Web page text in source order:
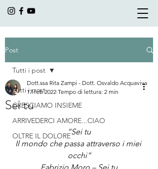
Post
Tutti i post
CRESCIAMO INSIEME
ARRIVEDERCI AMORE...CIAO
OLTRE IL DOLORE
Tutti i post
Sei tu
Dott.ssa Rita Zampi - Dott. Osvaldo Acquaviva
17 feb 2022 Tempo di lettura: 2 min
“Sei tu
Il mondo che passa attraverso i miei
occhi”